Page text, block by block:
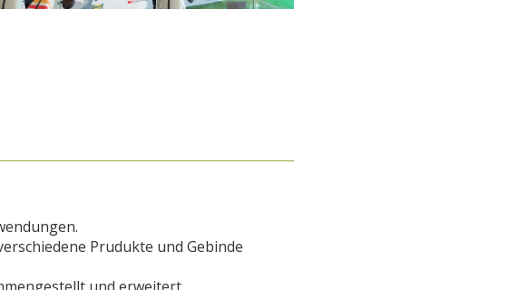
Prudukte und Gebinde
und erweitert.